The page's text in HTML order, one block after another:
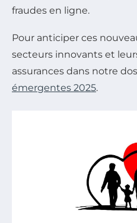
fraudes en ligne.
Pour anticiper ces
secteurs innovants et
assurances dans notre
émergentes 2025.